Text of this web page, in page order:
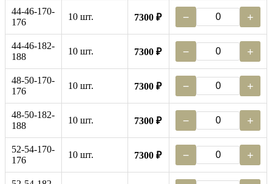
44-46-170-
176
10 шт. 7300 ₽ − +
44-46-182-
188
10 шт. 7300 ₽ − +
48-50-170-
176
10 шт. 7300 ₽ − +
48-50-182-
188
10 шт. 7300 ₽ − +
52-54-170-
176
10 шт. 7300 ₽ − +